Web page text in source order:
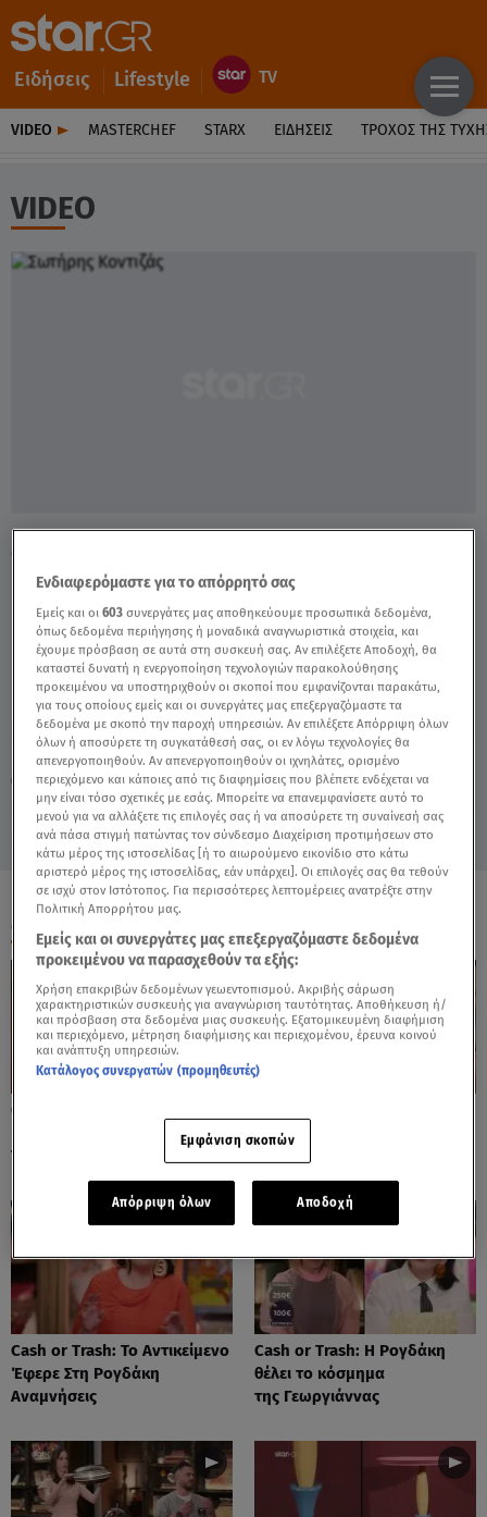
Ειδήσεις Lifestyle
VIDEO MASTERCHEF STARX ΕΙΔΉΣΕΙΣ ΤΡΟΧΌΣ ΤΗΣ
VIDEO
Παρασκευή 7 Αυγούστου 2026
09.02.22, 15:30 MEDIA
MasterChef 2022: Οι Οχτώ Γίγαντες Και Οι
Πατάτες Περού - Video
ΟΛΑ ΤΑ ΒΙΝΤΕΟ
Cash or Trash: Η Μάρω
Κοντού Δημοπράτησε Πίνακά
Της!
Που Ενθουσίασε Τη Χιωτίνη
Cash or Trash: Το Αντικείμενο
Έφερε Στη Ρογδάκη
Αναμνήσεις
Cash or Trash: Η Ρογδάκη
θέλει το κόσμημα
της Γεωργιάννας
Ενδιαφερόμαστε για το απόρρητό σας
Εμείς και οι603 συνεργάτες μας αποθηκεύουμε προσωπικά δεδομένα,
όπως δεδομένα περιήγησης ή μοναδικά αναγνωριστικά στοιχεία, και
έχουμε πρόσβαση σε αυτά στη συσκευή σας. Αν επιλέξετε Αποδοχή, θα
καταστεί δυνατή η ενεργοποίηση τεχνολογιών παρακολούθησης
προκειμένου να υποστηριχθούν οι σκοποί που εμφανίζονται παρακάτω,
για τους οποίους εμείς και οι συνεργάτες μας επεξεργαζόμαστε τα
δεδομένα με σκοπό την παροχή υπηρεσιών. Αν επιλέξετε Απόρριψη όλων
όλων ή αποσύρετε τη συγκατάθεσή σας, οι εν λόγω τεχνολογίες θα
απενεργοποιηθούν. Αν απενεργοποιηθούν οι ιχνηλάτες, ορισμένο
περιεχόμενο και κάποιες από τις διαφημίσεις που βλέπετε ενδέχεται να
μην είναι τόσο σχετικές με εσάς. Μπορείτε να επανεμφανίσετε αυτό το
μενού για να αλλάξετε τις επιλογές σας ή να αποσύρετε τη συναίνεσή σας
ανά πάσα στιγμή πατώντας τον σύνδεσμο Διαχείριση προτιμήσεων στο
κάτω μέρος της ιστοσελίδας [ή το αιωρούμενο εικονίδιο στο κάτω
αριστερό μέρος της ιστοσελίδας, εάν υπάρχει]. Οι επιλογές σας θα τεθούν
σε ισχύ στον Ιστότοπος. Για περισσότερες λεπτομέρειες ανατρέξτε στην
Πολιτική Απορρήτου μας.
Εμείς και οι συνεργάτες μας επεξεργαζόμαστε δεδομένα
προκειμένου να παρασχεθούν τα εξής:
Χρήση επακριβών δεδομένων γεωεντοπισμού. Ακριβής σάρωση
χαρακτηριστικών συσκευής για αναγνώριση ταυτότητας. Αποθήκευση ή/
και πρόσβαση στα δεδομένα μιας συσκευής. Εξατομικευμένη διαφήμιση
και περιεχόμενο, μέτρηση διαφήμισης και περιεχομένου, έρευνα κοινού
και ανάπτυξη υπηρεσιών.
Κατάλογος συνεργατών (προμηθευτές)
Εμφάνιση σκοπών
Απόρριψη όλων Αποδοχή